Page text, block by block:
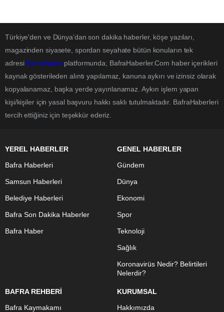
Türkiye'den ve Dünya’dan son dakika haberler, köşe yazıları,
magazinden siyasete, spordan seyahate bütün konuların tek
adresi BafraHaber platformunda; BafraHaberler.Com haber içerikleri
kaynak gösterileden alıntı yapılamaz, kanuna aykırı ve izinsiz olarak
kopyalanamaz, başka yerde yayınlanamaz. Aykırı işlem yapan
kişi/kişiler için yasal başvuru hakkı saklı tutulmaktadır. BafraHaberleri
tercih ettiğiniz için teşekkür ederiz.
YEREL HABERLER
Bafra Haberleri
Samsun Haberleri
Belediye Haberleri
Bafra Son Dakika Haberler
Bafra Haber
GENEL HABERLER
Gündem
Dünya
Ekonomi
Spor
Teknoloji
Sağlık
Koronavirüs Nedir? Belirtileri
Nelerdir?
BAFRA REHBERİ
Bafra Kaymakamı
KURUMSAL
Hakkımızda